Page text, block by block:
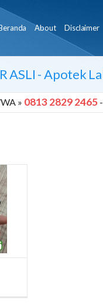
About Disclaimer
ASLI - Apotek
» 0813 2829 2465